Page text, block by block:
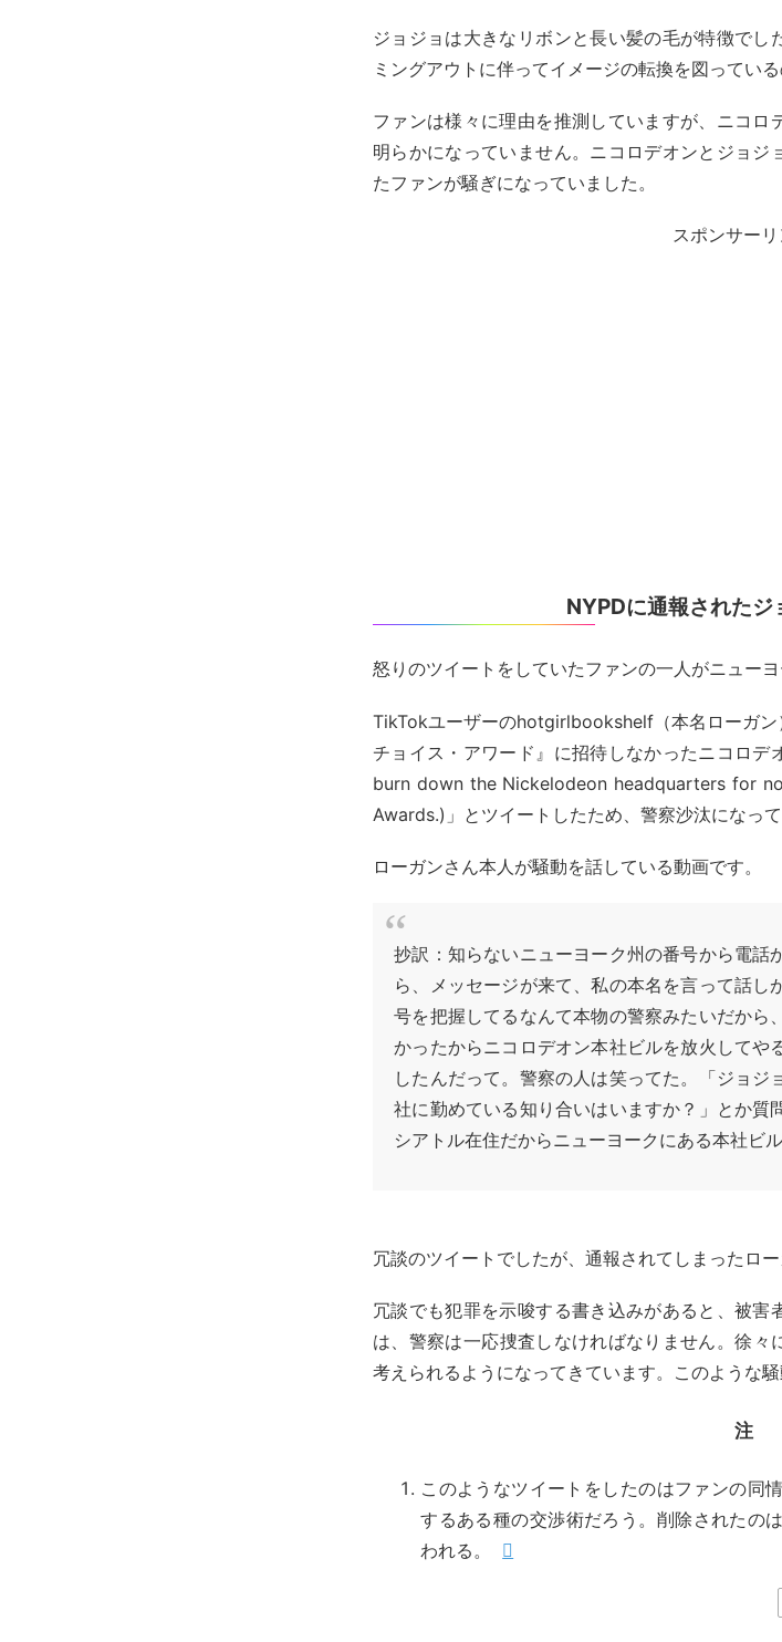
ジョジョは大きなリボンと長い髪の毛が特徴でし
ミングアウトに伴ってイメージの転換を図っている
ファンは様々に理由を推測していますが、ニコ
明らかになっていません。ニコロデオンとジョジ
たファンが騒ぎになっていました。
スポンサーリ
NYPDに通報されたジ
怒りのツイートをしていたファンの一人がニューヨ
TikTokユーザーのhotgirlbookshelf（本名ローガン
チョイス・アワード』に招待しなかったニコロ
burn down the Nickelodeon headquarters for
Awards.)」とツイートしたため、警察沙汰になって
ローガンさん本人が騒動を話している動画です。
抄訳：知らないニューヨーク州の番号から電話
ら、メッセージが来て、私の本名を言って話し
号を把握してるなんて本物の警察みたいだから
かったからニコロデオン本社ビルを放火してや
したんだって。警察の人は笑ってた。「ジョ
社に勤めている知り合いはいますか？」とか質
シアトル在住だからニューヨークにある本社ビ
冗談のツイートでしたが、通報されてしまったロー
冗談でも犯罪を示唆する書き込みがあると、被
は、警察は一応捜査しなければなりません。徐々
考えられるようになってきています。このような騒
注
このようなツイートをしたのはファンの同
するある種の交渉術だろう。削除されたの
われる。